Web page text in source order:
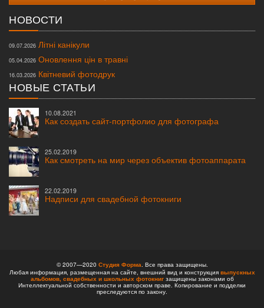
НОВОСТИ
09.07.2026 Літні канікули
05.04.2026 Оновлення цін в травні
16.03.2026 Квітневий фотодрук
НОВЫЕ СТАТЬИ
10.08.2021
Как создать сайт-портфолио для фотографа
25.02.2019
Как смотреть на мир через объектив фотоаппарата
22.02.2019
Надписи для свадебной фотокниги
© 2007—2020 Студия Форма. Все права защищены.
Любая информация, размещенная на сайте, внешний вид и конструкция выпускных
альбомов, свадебных и школьных фотокнигзащищены законами об
Интеллектуальной собственности и авторском праве. Копирование и подделки
преследуются по закону.